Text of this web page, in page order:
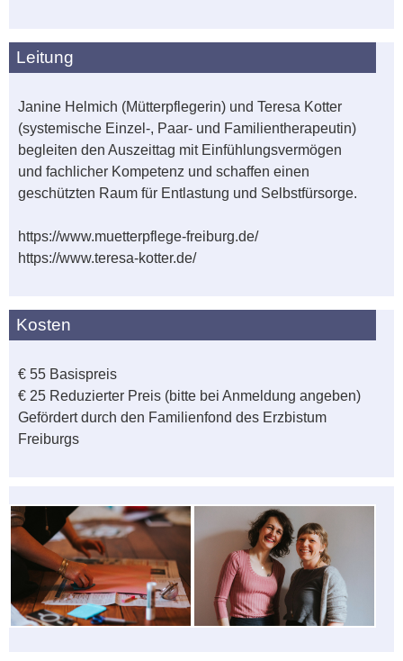
Leitung
Janine Helmich (Mütterpflegerin) und Teresa Kotter
(systemische Einzel-, Paar- und Familientherapeutin)
begleiten den Auszeittag mit Einfühlungsvermögen
und fachlicher Kompetenz und schaffen einen
geschützten Raum für Entlastung und Selbstfürsorge.
https://www.muetterpflege-freiburg.de/
https://www.teresa-kotter.de/
Kosten
€ 55 Basispreis
€ 25 Reduzierter Preis (bitte bei Anmeldung angeben)
Gefördert durch den Familienfond des Erzbistum
Freiburgs